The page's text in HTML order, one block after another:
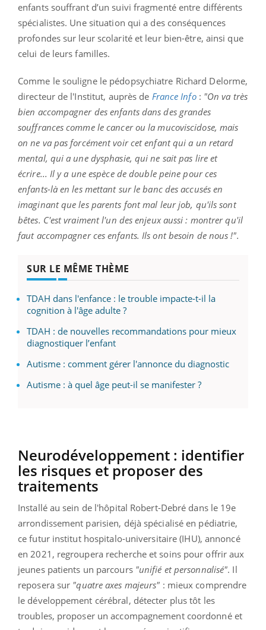
enfants souffrant d’un suivi fragmenté entre différents
spécialistes. Une situation qui a des conséquences
profondes sur leur scolarité et leur bien-être, ainsi que
celui de leurs familles.
Comme le souligne le pédopsychiatre Richard Delorme,
directeur de l'Institut, auprès de France Info: "On va très
bien accompagner des enfants dans des grandes
souffrances comme le cancer ou la mucoviscidose, mais
on ne va pas forcément voir cet enfant qui a un retard
mental, qui a une dysphasie, qui ne sait pas lire et
écrire... Il y a une espèce de double peine pour ces
enfants-là en les mettant sur le banc des accusés en
imaginant que les parents font mal leur job, qu'ils sont
bêtes. C'est vraiment l'un des enjeux aussi : montrer qu'il
faut accompagner ces enfants. Ils ont besoin de nous !".
SUR LE MÊME THÈME
TDAH dans l'enfance : le trouble impacte-t-il la
cognition à l'âge adulte ?
TDAH : de nouvelles recommandations pour mieux
diagnostiquer l’enfant
Autisme : comment gérer l'annonce du diagnostic
Autisme : à quel âge peut-il se manifester ?
Neurodéveloppement : identifier
les risques et proposer des
traitements
Installé au sein de l'hôpital Robert-Debré dans le 19e
arrondissement parisien, déjà spécialisé en pédiatrie,
ce futur institut hospitalo-universitaire (IHU), annoncé
en 2021, regroupera recherche et soins pour offrir aux
jeunes patients un parcours "unifié et personnalisé". Il
reposera sur "quatre axes majeurs" : mieux comprendre
le développement cérébral, détecter plus tôt les
troubles, proposer un accompagnement coordonné et